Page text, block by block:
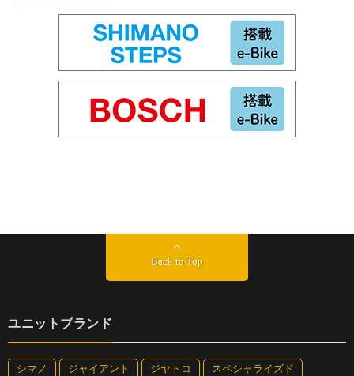
Back to Top
ユニットブランド
シマノ ジャイアント ジヤトコ スペシャライズド